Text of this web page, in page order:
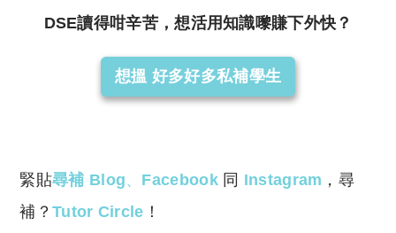
DSE讀得咁辛苦，想活用知識嚟賺下外快？
想搵 好多好多私補學生
緊貼尋補 Blog、 Facebook 同 Instagram ，尋
補？Tutor Circle ！